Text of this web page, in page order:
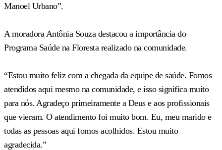
Manoel Urbano”.
A moradora Antônia Souza destacou a importância do
Programa Saúde na Floresta realizado na comunidade.
“Estou muito feliz com a chegada da equipe de saúde. Fomos
atendidos aqui mesmo na comunidade, e isso significa muito
para nós. Agradeço primeiramente a Deus e aos profissionais
que vieram. O atendimento foi muito bom. Eu, meu marido e
todas as pessoas aqui fomos acolhidos. Estou muito
agradecida.”